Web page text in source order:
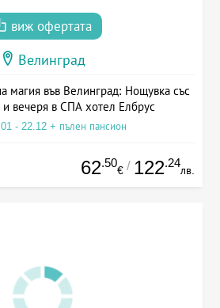
виж офертата
Велинград
магия във Велинград: Нощувка със
и вечеря в СПА хотел Елбрус
- 22.12 + пълен пансион
62.50
€ / 122.24
лв.